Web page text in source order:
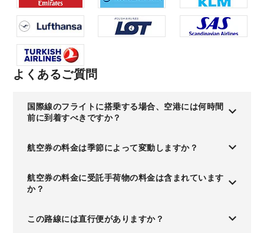
よくあるご質問
国際線のフライトに搭乗する場合、空港には何時間
前に到着すべきですか？
航空券の料金は季節によって変動しますか？
航空券の料金に受託手荷物の料金は含まれています
か？
この路線には直行便がありますか？